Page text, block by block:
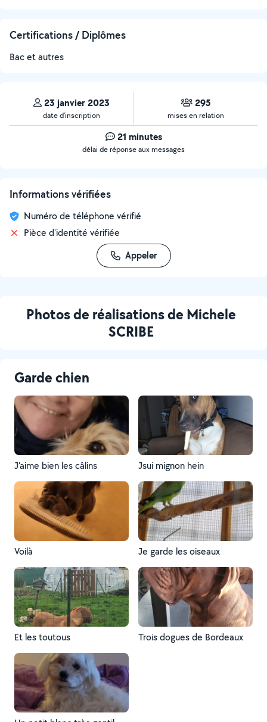
Certifications / Diplômes
Bac et autres
23 janvier 2023
date d’inscription
295
mises en relation
21 minutes
délai de réponse aux messages
Informations vérifiées
Numéro de téléphone vérifié
Pièce d'identité vérifiée
Appeler
Photos de réalisations de Michele
SCRIBE
Garde chien
J'aime bien les câlins Jsui mignon hein
Voilà Je garde les oiseaux
Et les toutous Trois dogues de Bordeaux